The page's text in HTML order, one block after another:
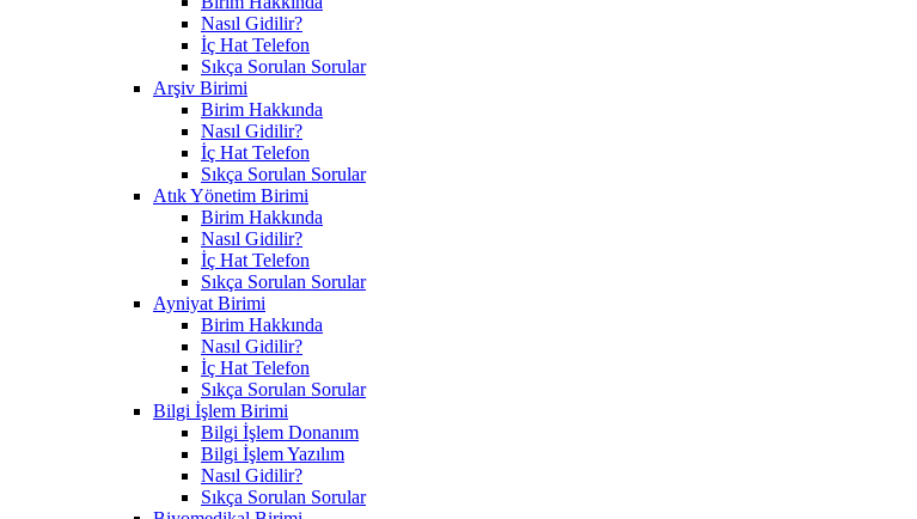
Nasıl Gidilir?
İç Hat Telefon
Sıkça Sorulan Sorular
Arşiv Birimi
Birim Hakkında
Nasıl Gidilir?
İç Hat Telefon
Sıkça Sorulan Sorular
Atık Yönetim Birimi
Birim Hakkında
Nasıl Gidilir?
İç Hat Telefon
Sıkça Sorulan Sorular
Ayniyat Birimi
Birim Hakkında
Nasıl Gidilir?
İç Hat Telefon
Sıkça Sorulan Sorular
Bilgi İşlem Birimi
Bilgi İşlem Donanım
Bilgi İşlem Yazılım
Nasıl Gidilir?
Sıkça Sorulan Sorular